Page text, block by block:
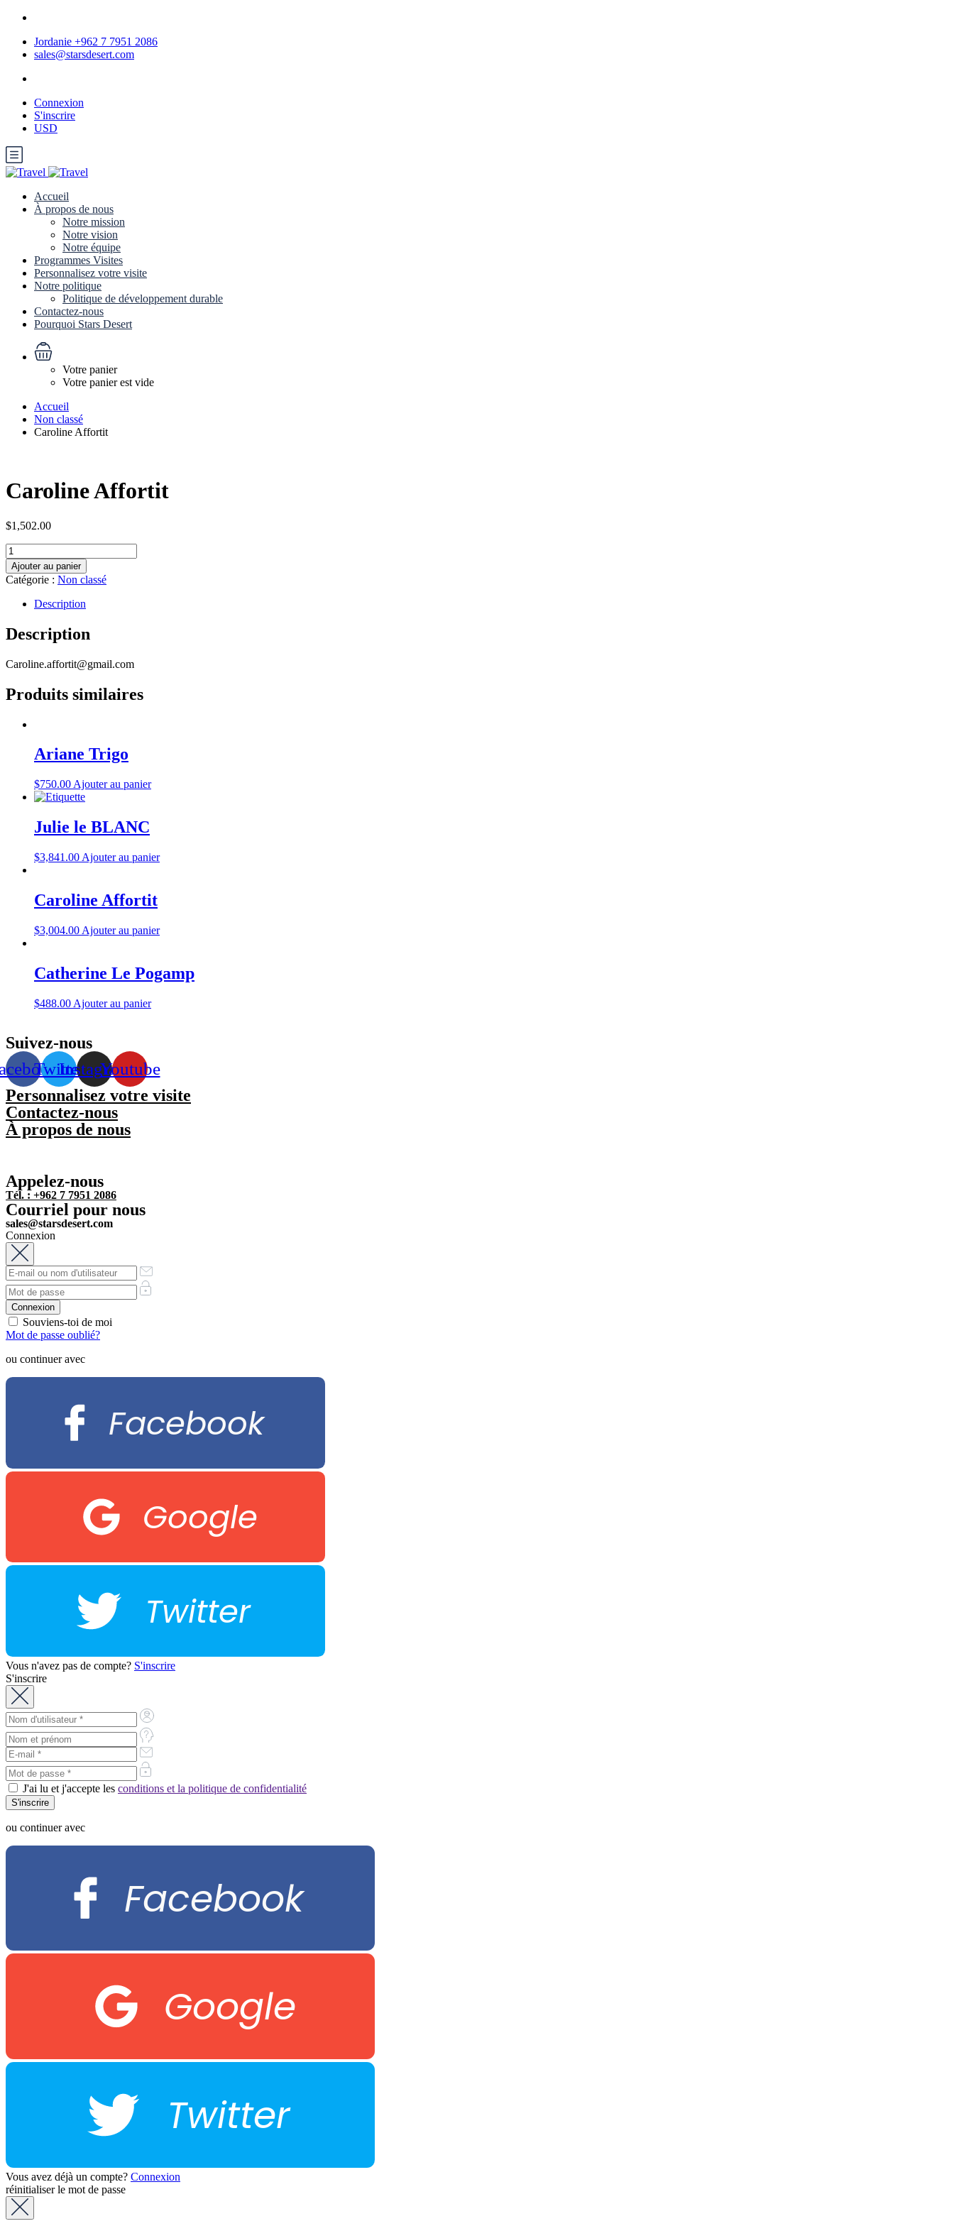
Jordanie +962 7 7951 2086
sales@starsdesert.com
Connexion
S'inscrire
USD
Accueil
À propos de nous
Notre mission
Notre vision
Notre équipe
Programmes Visites
Personnalisez votre visite
Notre politique
Politique de développement durable
Contactez-nous
Pourquoi Stars Desert
Votre panier
Votre panier est vide
Accueil
Non classé
Caroline Affortit
Caroline Affortit
$1,502.00
quantité
de
Caroline
Affortit
Ajouter au panier
Catégorie : Non classé
Description
Description
Caroline.affortit@gmail.com
Produits similaires
Ariane Trigo
$750.00 Ajouter au panier
Julie le BLANC
$3,841.00 Ajouter au panier
Caroline Affortit
$3,004.00 Ajouter au panier
Catherine Le Pogamp
$488.00 Ajouter au panier
Suivez-nous
TwitterInstagramYoutube
Personnalisez votre visite
Contactez-nous
À propos de nous
Appelez-nous
Tél. : +962 7 7951 2086
Courriel pour nous
sales@starsdesert.com
Connexion
Souviens-toi de moi
Mot de passe oublié?
ou continuer avec
Facebook
Google
Twitter
Vous n'avez pas de compte? S'inscrire
S'inscrire
J'ai lu et j'accepte les conditions et la politique de confidentialité
ou continuer avec
Facebook
Google
Twitter
Vous avez déjà un compte? Connexion
réinitialiser le mot de passe